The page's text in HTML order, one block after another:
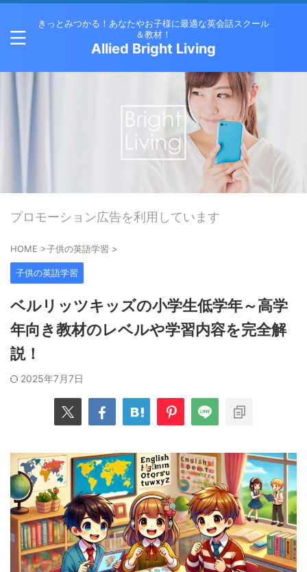
きっとみつかる！あなたやお子様に最適な英会話スクール
＆教材！
Allied Bright Living
プロモーション広告を利用しています
HOME >子供の英語学習 >
子供の英語学習
ベルリッツキッズの小学生低学年～高学
年向き教材のレベルや学習内容を完全解
説！
2025年7月7日